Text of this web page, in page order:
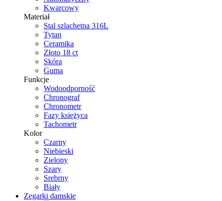
Kwarcowy
Materiał
Stal szlachetna 316L
Tytan
Ceramika
Złoto 18 ct
Skóra
Guma
Funkcje
Wodoodporność
Chronograf
Chronometr
Fazy księżyca
Tachometr
Kolor
Czarny
Niebieski
Zielony
Szary
Srebrny
Biały
Zegarki damskie